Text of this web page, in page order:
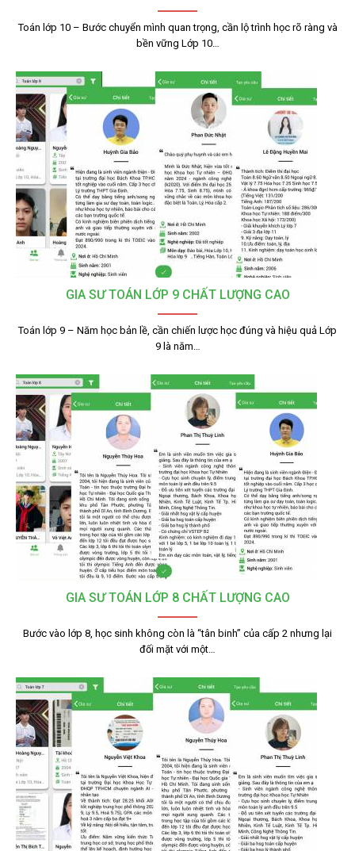
Toán lớp 10 – Bước chuyển mình quan trọng, cần lộ trình học rõ ràng và
bền vững Lớp 10…
GIA SƯ TOÁN LỚP 9 CHẤT LƯỢNG CAO
Toán lớp 9 – Năm học bản lề, cần chiến lược học đúng và hiệu quả Lớp
9 là năm…
GIA SƯ TOÁN LỚP 8 CHẤT LƯỢNG CAO
Bước vào lớp 8, học sinh không còn là “tân binh” của cấp 2 nhưng lại
đối mặt với một…